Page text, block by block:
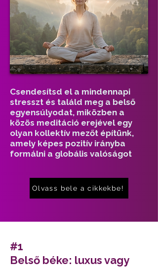
Csendesítsd el a mindennapi
stresszt és találd meg a belső
egyensúlyodat, miközben a
közös meditáció erejével egy
olyan kollektív mezőt építünk,
amely képes pozitív irányba
formálni a globális valóságot
Olvass bele a cikkekbe!
#1
Belső béke: luxus vagy